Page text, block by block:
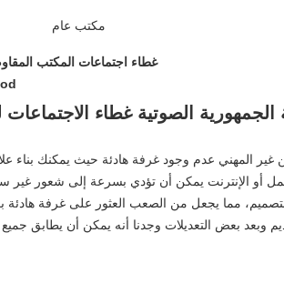
مكتب عام
غطاء اجتماعات المكتب
الصوتية غطاء الاجتماعات
غير المهني عدم وجود غرفة هادئة حيث يمكنك
أو الإنترنت يمكن أن تؤدي بسرعة إلى شعور
مما يجعل من الصعب العثور على غرفة هادئة
وبعد بعض التعديلات وجدنا أنه يمكن أن يطابق جميع